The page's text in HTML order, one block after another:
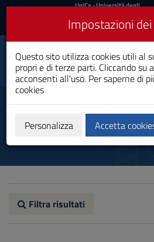
Vai
al
navigazione
sito
Footer
UniCa
Accedi
UniCa- Università degli
Accedi
Toggle
navigation
Matematica
Laurea
Resoconti
Filtra risultati
Impostazioni
Questo sito utilizza cookies utili al
propri e di terze parti. Cliccando su
acconsenti all'uso. Per saperne di
cookies
Personalizza Accetta